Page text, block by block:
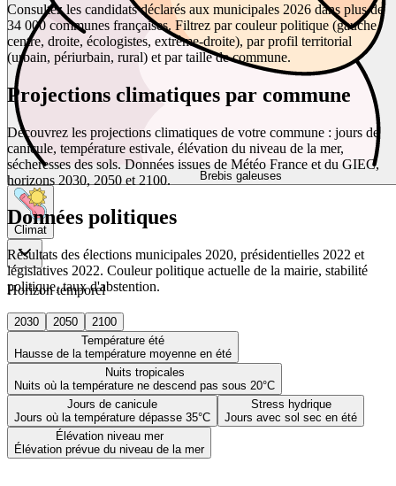
Brebis galeuses
Climat
Horizon temporel
2030 2050
2100
Température été
Hausse de la température moyenne en été
Nuits tropicales
Nuits où la température ne descend pas sous 20°C
Jours de canicule
Jours où la température dépasse 35°C
Stress hydrique
Jours avec sol sec en été
Élévation niveau mer
Élévation prévue du niveau de la mer
Consultez les candidats déclarés aux municipales 2026 dans plus de
34 000 communes françaises. Filtrez par couleur politique (gauche,
centre, droite, écologistes, extrême-droite), par profil territorial
(urbain, périurbain, rural) et par taille de commune.
Projections climatiques par commune
Découvrez les projections climatiques de votre commune : jours de
canicule, température estivale, élévation du niveau de la mer,
sécheresses des sols. Données issues de Météo France et du GIEC,
horizons 2030, 2050 et 2100.
Données politiques
Résultats des élections municipales 2020, présidentielles 2022 et
législatives 2022. Couleur politique actuelle de la mairie, stabilité
politique, taux d'abstention.